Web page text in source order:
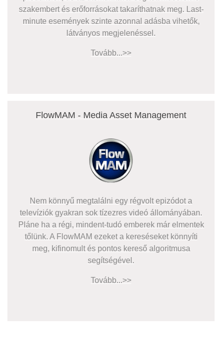
szakembert és erőforrásokat takaríthatnak meg. Last-
minute események szinte azonnal adásba vihetők,
látványos megjelenéssel.
Tovább...>>
FlowMAM - Media Asset Management
Nem könnyű megtalálni egy régvolt epizódot a
televíziók gyakran sok tízezres videó állományában.
Pláne ha a régi, mindent-tudó emberek már elmentek
tőlünk. A FlowMAM ezeket a kereséseket könnyíti
meg, kifinomult és pontos kereső algoritmusa
segítségével.
Tovább...>>